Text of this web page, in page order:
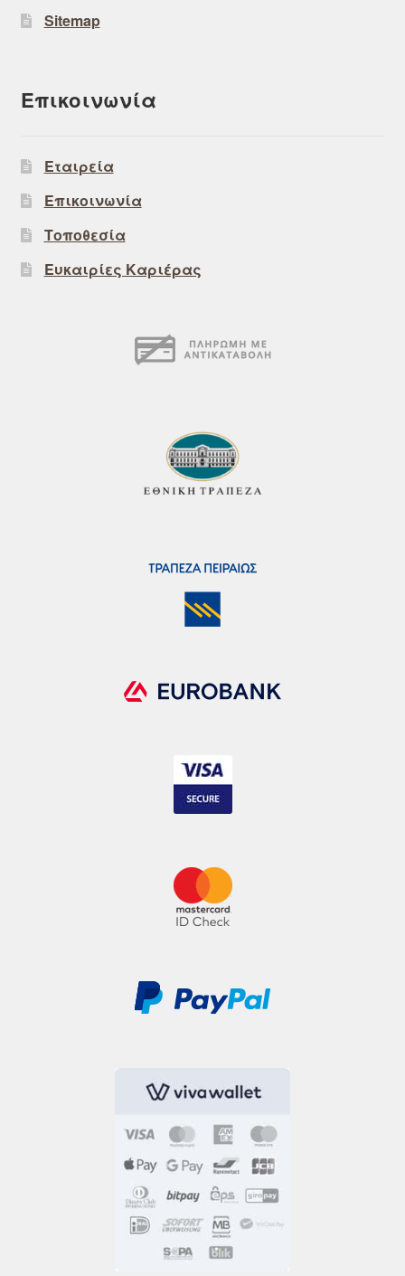
Sitemap
Επικοινωνία
Εταιρεία
Επικοινωνία
Τοποθεσία
Ευκαιρίες Καριέρας